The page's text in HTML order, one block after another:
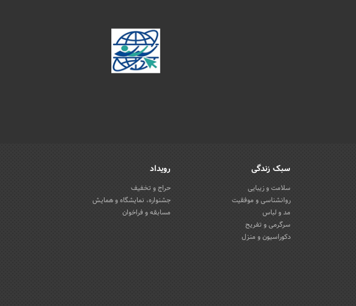
سبک زندگی
سلامت و زیبایی
روانشناسی و موفقیت
مد و لباس
سرگرمی و تفریح
دکوراسیون و منزل
رویداد
حراج و تخفیف
جشنواره، نمایشگاه و همایش
مسابقه و فراخوان